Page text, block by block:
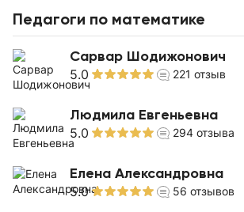
Педагоги по математике
Сарвар Шодижонович
5.0 221 отзыв
Людмила Евгеньевна
5.0 294 отзыва
Елена Александровна
5.0 56 отзывов